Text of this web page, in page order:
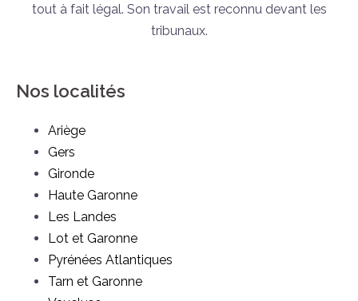
tout à fait légal. Son travail est reconnu devant les
tribunaux.
Nos localités
Ariège
Gers
Gironde
Haute Garonne
Les Landes
Lot et Garonne
Pyrénées Atlantiques
Tarn et Garonne